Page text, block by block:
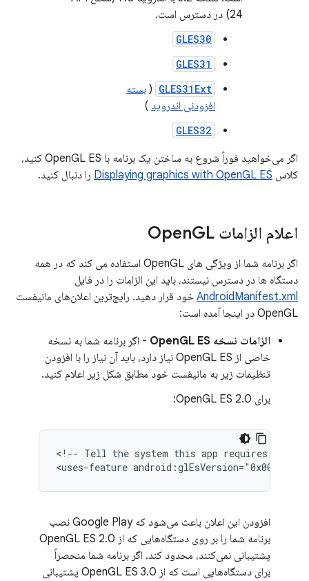
24) در دسترس است.
GLES30
GLES31
GLES31Ext
( بسته
افزودنی اندروید )
GLES32
اگر می‌خواهید فوراً شروع به ساختن یک برنامه با OpenGL ES کنید،
کلاس Displaying graphics with OpenGL ES را دنبال کنید.
اعلام الزامات Open GL
اگر برنامه شما از ویژگی های OpenGL استفاده می کند که در همه
دستگاه ها در دسترس نیستند، باید این الزامات را در فایل
AndroidManifest.xml خود قرار دهید. رایج‌ترین اعلان‌های مانیفست
OpenGL در اینجا آمده است:
الزامات نسخه OpenGL ES
- اگر برنامه شما به نسخه
خاصی از OpenGL ES نیاز دارد، باید آن نیاز را با افزودن
تنظیمات زیر به مانیفست خود مطابق شکل زیر اعلام کنید.
برای OpenGL ES 2.0:
<!-- Tell the system this app requires
<uses-feature
افزودن این اعلان باعث می‌شود که Google Play نصب
برنامه شما را بر روی دستگاه‌هایی که از OpenGL ES 2.0
پشتیبانی نمی‌کنند، محدود کند. اگر برنامه شما منحصراً
برای دستگاه‌هایی است که از OpenGL ES 3.0 پشتیبانی